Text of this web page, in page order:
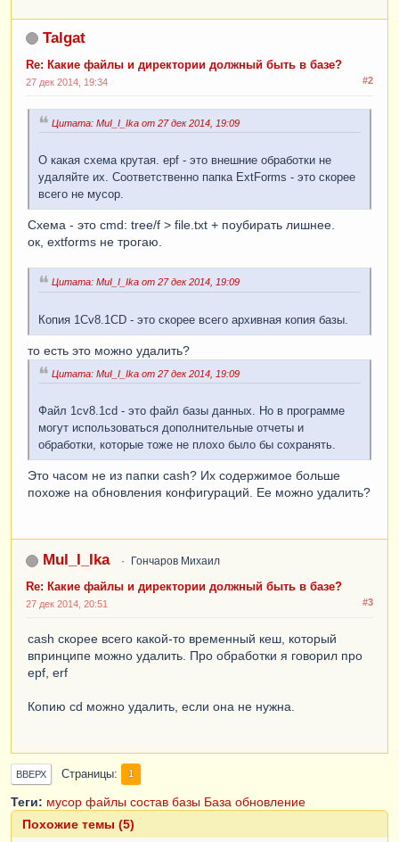
Talgat
Re: Какие файлы и директории должный быть в базе?
#2
27 дек 2014, 19:34
Цитата: MuI_I_Ika от 27 дек 2014, 19:09
О какая схема крутая. epf - это внешние обработки не
удаляйте их. Соответственно папка ExtForms - это скорее
всего не мусор.
Схема - это cmd: tree/f > file.txt + поубирать лишнее.
ок, extforms не трогаю.
Цитата: MuI_I_Ika от 27 дек 2014, 19:09
Копия 1Cv8.1CD - это скорее всего архивная копия базы.
то есть это можно удалить?
Цитата: MuI_I_Ika от 27 дек 2014, 19:09
Файл 1cv8.1cd - это файл базы данных. Но в программе
могут использоваться дополнительные отчеты и
обработки, которые тоже не плохо было бы сохранять.
Это часом не из папки cash? Их содержимое больше
похоже на обновления конфигураций. Ее можно удалить?
MuI_I_Ika Гончаров Михаил
Re: Какие файлы и директории должный быть в базе?
#3
27 дек 2014, 20:51
cash скорее всего какой-то временный кеш, который
впринципе можно удалить. Про обработки я говорил про
epf, erf
Копию cd можно удалить, если она не нужна.
ВВЕРХ Страницы 1
Теги: мусор файлы состав базы База обновление
Похожие темы (5)